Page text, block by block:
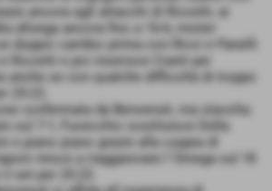
ancora agli attacchi di Riccetti, ai
allunga ancora fino a 16-6, mister
doppio cambio prima con Ricci e Panelli
Riccetti e poi inserisce Cianti per
anche se con qualche difficoltà di troppo
25-22.
confermata da Benvenuti, ma stavolta
sul 7-1, Fucecchio sostituisce Della
e piano piano grazie alla coppia di
riesce a riagganciare l´Omega sul 18
set per 25-23.